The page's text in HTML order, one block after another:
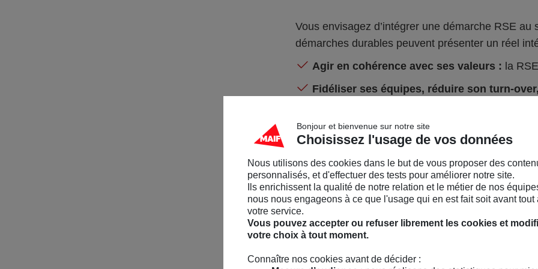
Vous envisagez d’intégrer une démarche RSE
démarches durables peuvent présenter un réel
Agir en cohérence avec ses valeurs : la
Fidéliser ses équipes, réduire son turn-
Augmenter sa performance économique :
démarche durable réduisent certaines
attirent de nouveaux marchés,
Améliorer ses pratiques sociales et
engagé sur son territoire, en phase avec les
Réduire les risques inhérents à son activité
sanitaires...).
Bonjour et bienvenue sur notre site
Choisissez l'usage de vos données
Nous utilisons des cookies dans le but de vous proposer des
personnalisés, et d'effectuer des tests pour améliorer notre site.
Ils enrichissent la qualité de notre relation et le métier de nos
nous nous engageons à ce que l'usage qui en est fait soit avant tout
votre service.
Vous pouvez accepter ou refuser librement les cookies et
votre choix à tout moment.
Connaître nos cookies avant de décider :